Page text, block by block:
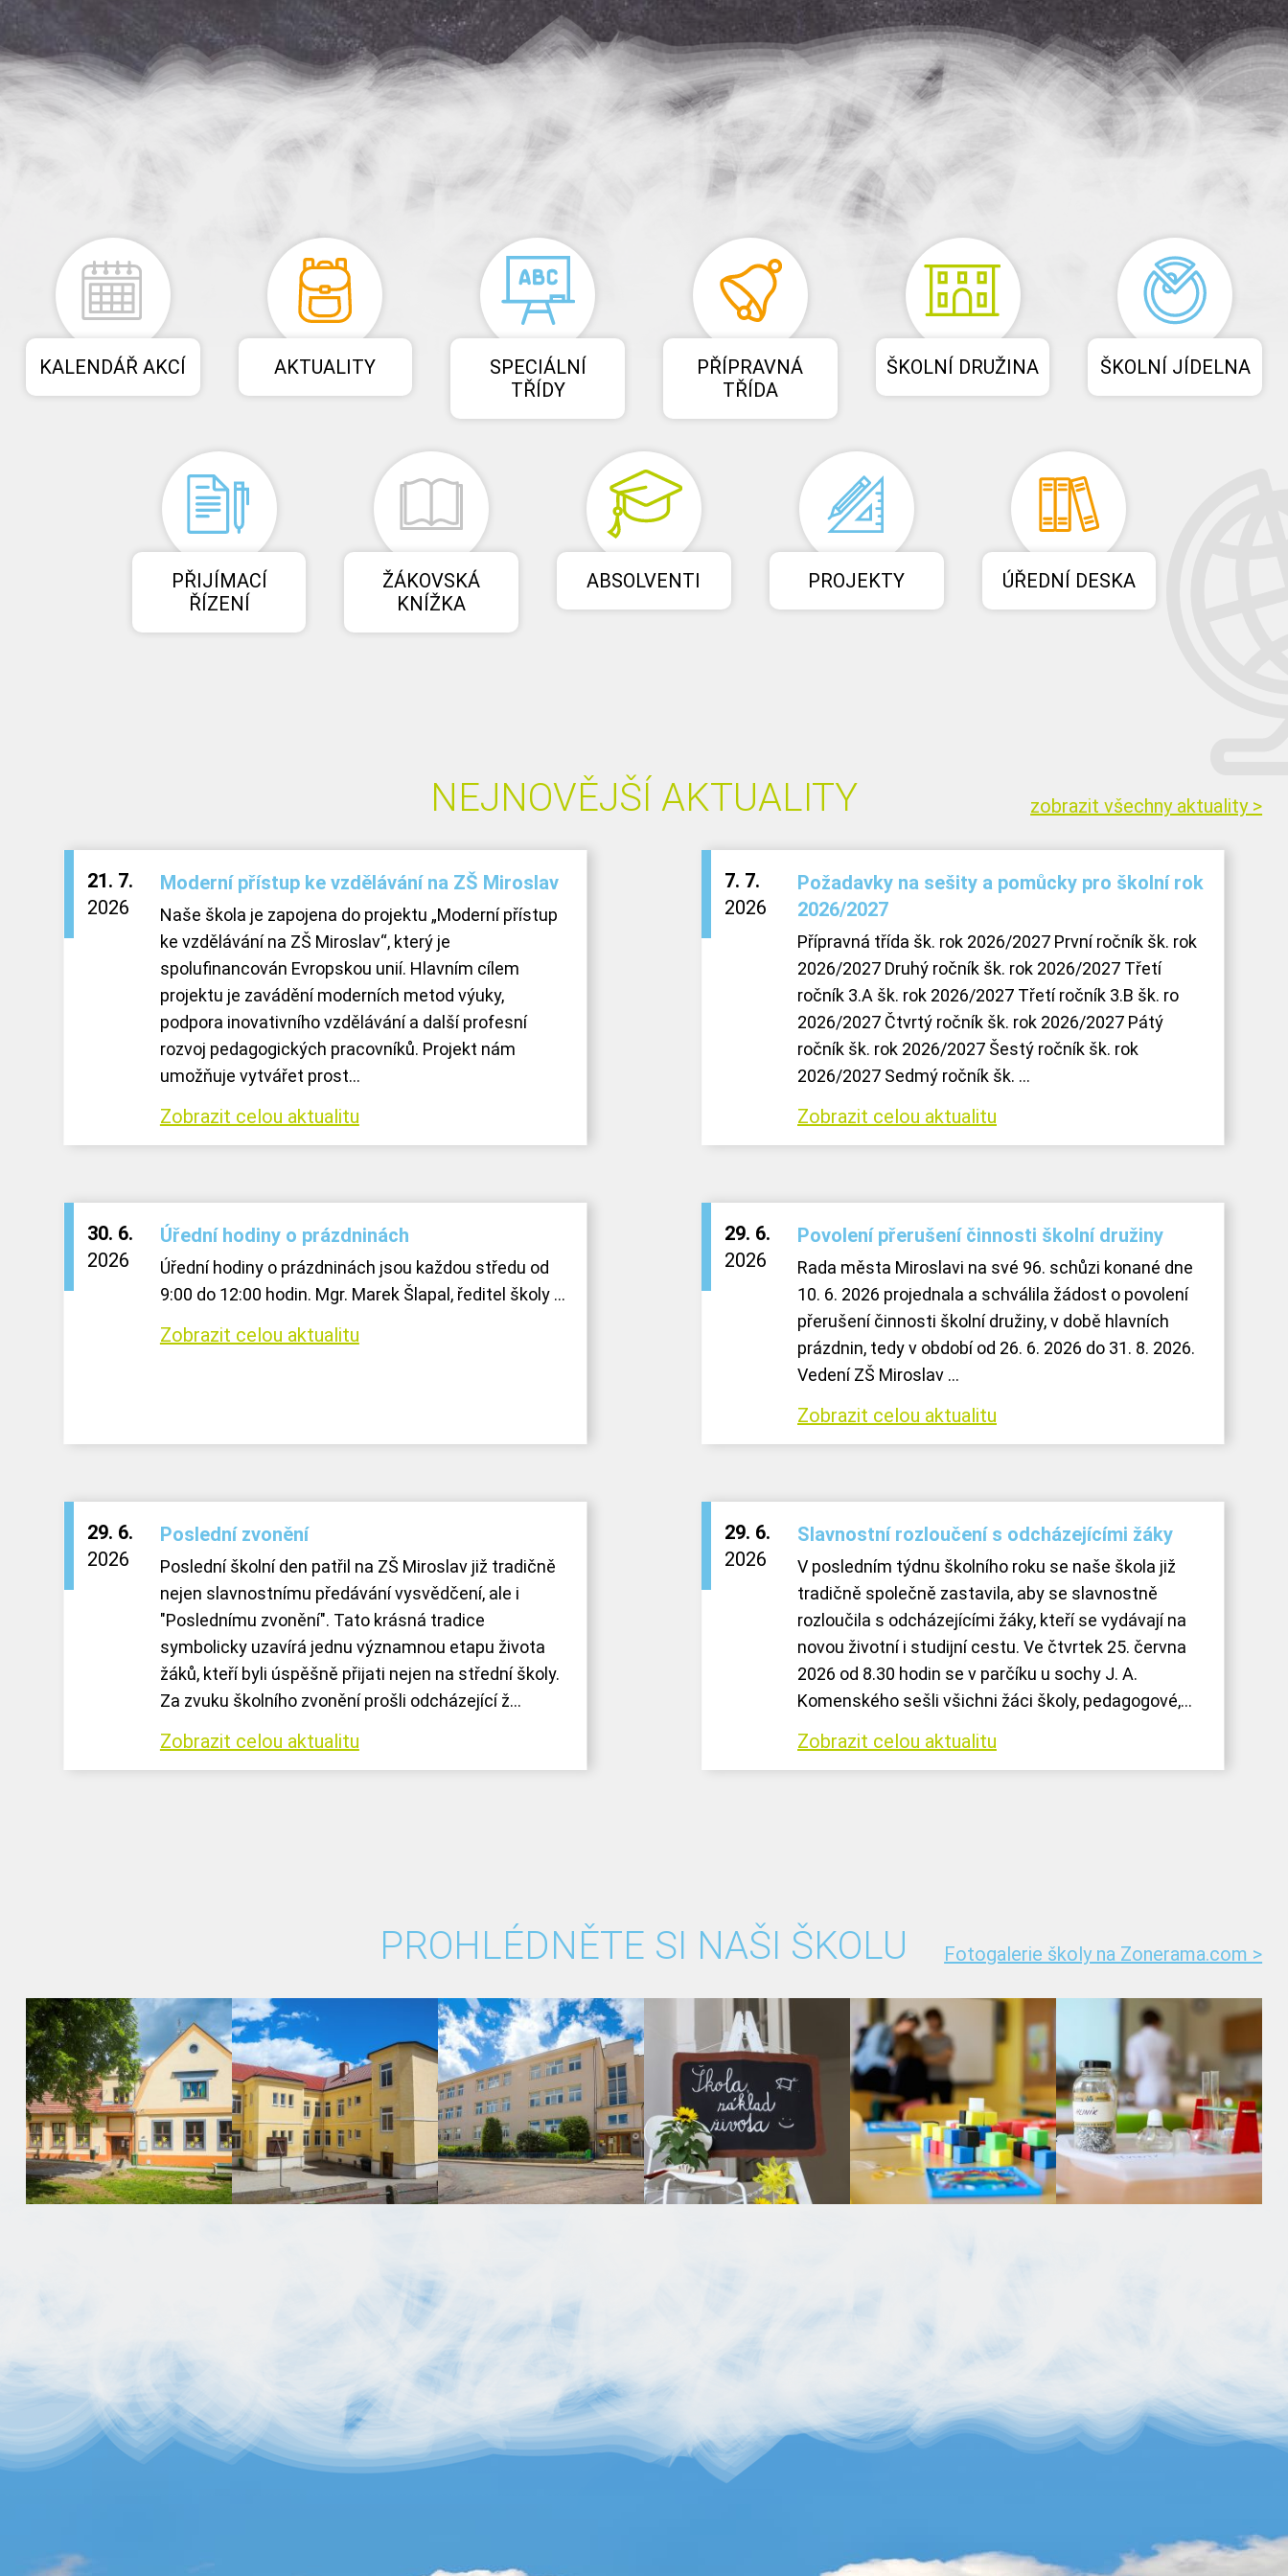
CONTENT
KALENDÁŘ AKCÍ AKTUALITY
SPECIÁLNÍ
TŘÍDY
PŘÍPRAVNÁ
TŘÍDA
ŠKOLNÍ DRUŽINA ŠKOLNÍ JÍDELNA
PŘIJÍMACÍ
ŘÍZENÍ
ŽÁKOVSKÁ
KNÍŽKA
ABSOLVENTI PROJEKTY ÚŘEDNÍ DESKA
NEJNOVĚJŠÍ AKTUALITY zobrazit všechny aktuality >
21. 7.
2026
Moderní přístup ke vzdělávání na ZŠ Miroslav
Naše škola je zapojena do projektu „Moderní přístup
ke vzdělávání na ZŠ Miroslav“, který je
spolufinancován Evropskou unií. Hlavním cílem
projektu je zavádění moderních metod výuky,
podpora inovativního vzdělávání a další profesní
rozvoj pedagogických pracovníků. Projekt nám
umožňuje vytvářet prost...
Zobrazit celou aktualitu
7. 7.
2026
Požadavky na sešity a pomůcky pro školní rok
2026/2027
Přípravná třída šk. rok 2026/2027 První ročník šk. rok
2026/2027 Druhý ročník šk. rok 2026/2027 Třetí
ročník 3.A šk. rok 2026/2027 Třetí ročník 3.B šk. ro
2026/2027 Čtvrtý ročník šk. rok 2026/2027 Pátý
ročník šk. rok 2026/2027 Šestý ročník šk. rok
2026/2027 Sedmý ročník šk. ...
Zobrazit celou aktualitu
30. 6.
2026
Úřední hodiny o prázdninách
Úřední hodiny o prázdninách jsou každou středu od
9:00 do 12:00 hodin. Mgr. Marek Šlapal, ředitel školy ...
Zobrazit celou aktualitu
29. 6.
2026
Povolení přerušení činnosti školní družiny
Rada města Miroslavi na své 96. schůzi konané dne
10. 6. 2026 projednala a schválila žádost o povolení
přerušení činnosti školní družiny, v době hlavních
prázdnin, tedy v období od 26. 6. 2026 do 31. 8. 2026.
Vedení ZŠ Miroslav ...
Zobrazit celou aktualitu
29. 6.
2026
Poslední zvonění
Poslední školní den patřil na ZŠ Miroslav již tradičně
nejen slavnostnímu předávání vysvědčení, ale i
"Poslednímu zvonění". Tato krásná tradice
symbolicky uzavírá jednu významnou etapu života
žáků, kteří byli úspěšně přijati nejen na střední školy.
Za zvuku školního zvonění prošli odcházející ž...
Zobrazit celou aktualitu
29. 6.
2026
Slavnostní rozloučení s odcházejícími žáky
V posledním týdnu školního roku se naše škola již
tradičně společně zastavila, aby se slavnostně
rozloučila s odcházejícími žáky, kteří se vydávají na
novou životní i studijní cestu. Ve čtvrtek 25. června
2026 od 8.30 hodin se v parčíku u sochy J. A.
Komenského sešli všichni žáci školy, pedagogové,...
Zobrazit celou aktualitu
PROHLÉDNĚTE SI NAŠI ŠKOLU Fotogalerie školy na Zonerama.com >